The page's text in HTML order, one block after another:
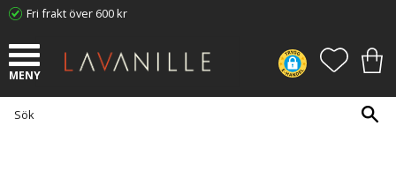
Fri frakt över 600 kr